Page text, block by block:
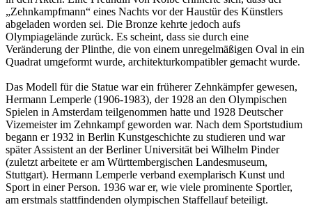
„Zehnkampfmann“ eines Nachts vor der Haustür des Künstlers
abgeladen worden sei. Die Bronze kehrte jedoch aufs
Olympiagelände zurück. Es scheint, dass sie durch eine
Veränderung der Plinthe, die von einem unregelmäßigen Oval in ein
Quadrat umgeformt wurde, architekturkompatibler gemacht wurde.
Das Modell für die Statue war ein früherer Zehnkämpfer gewesen,
Hermann Lemperle (1906-1983), der 1928 an den Olympischen
Spielen in Amsterdam teilgenommen hatte und 1928 Deutscher
Vizemeister im Zehnkampf geworden war. Nach dem Sportstudium
begann er 1932 in Berlin Kunstgeschichte zu studieren und war
später Assistent an der Berliner Universität bei Wilhelm Pinder
(zuletzt arbeitete er am Württembergischen Landesmuseum,
Stuttgart). Hermann Lemperle verband exemplarisch Kunst und
Sport in einer Person. 1936 war er, wie viele prominente Sportler,
am erstmals stattfindenden olympischen Staffellauf beteiligt.